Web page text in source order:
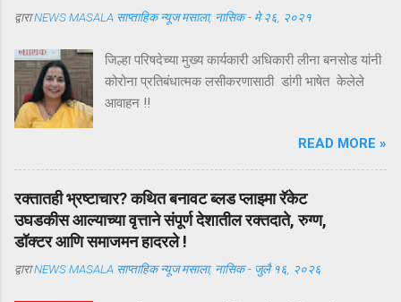
असतो , अशी मित्राची व्याख्या बहूतेकांनी केलेली पहावयास
नसून ज्याला आपल्या मित्राच्या उन्नतीतून खरा आनंद मिळतो
, तोच खरा मित्र असतो ’ अशी मैत्रीची अचूक व्याख्या हिंदी
कवी कमलेश्वर यांनी केली आहे ...
द्वाराNEWS MASALA साप्ताहिक न्यूज मसाला, नासिक - मे २६, २०२१
जिल्हा परिषदेच्या मुख्य कार्यकारी अधिकारी लीना बनसोड यांनी
कोरोना प्रतिबंधात्मक लसीकरणासाठी डांगी भाषेत केलेले
आवाहन !!
READ MORE »
रक्तातही भ्रष्टाचार? कथित बनावट ब्लड प्लाझ्मा रॅकेट
उघडकीस आल्याच्या वृत्ताने संपूर्ण देशातील रक्तदाते, रुग्ण,
डॉक्टर आणि समाजमन हादरले !
द्वाराNEWS MASALA साप्ताहिक न्यूज मसाला, नासिक - जुलै १६, २०२६